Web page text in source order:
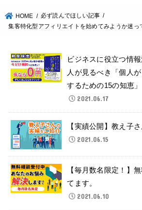
HOME
必ず読んでほしい記事
集客特化型アフィリエイトを始めてみようか迷っ
ビジネスに役立つ情
人が見るべき「個人
するための15の知恵」
2021.06.17
【実績公開】教え子
2021.06.15
【毎月数名限定！】
てます。
2021.06.10